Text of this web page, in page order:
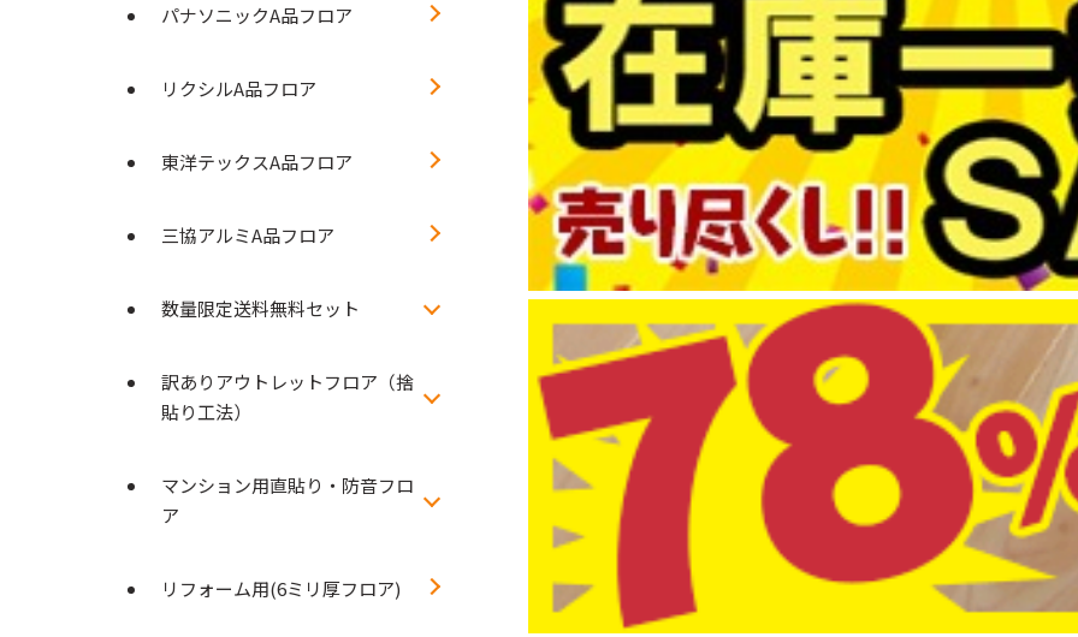
パナソニックA品フロア
リクシルA品フロア
東洋テックスA品フロア
三協アルミA品フロア
数量限定送料無料セット
訳ありアウトレットフロア（捨
貼り工法）
マンション用直貼り・防音フロ
ア
リフォーム用(6ミリ厚フロア)